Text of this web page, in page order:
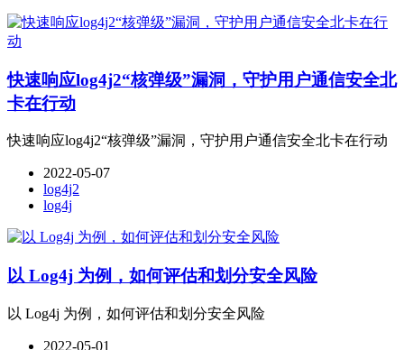
快速响应log4j2“核弹级”漏洞，守护用户通信安全北
卡在行动
快速响应log4j2“核弹级”漏洞，守护用户通信安全北卡在行动
2022-05-07
log4j2
log4j
以 Log4j 为例，如何评估和划分安全风险
以 Log4j 为例，如何评估和划分安全风险
2022-05-01